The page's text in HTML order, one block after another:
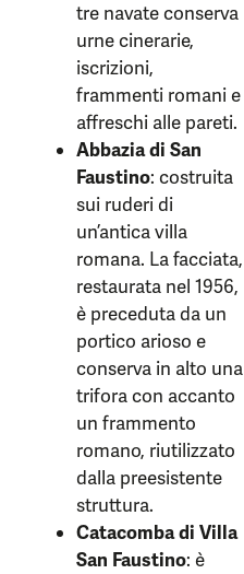
tre navate conserva
urne cinerarie,
iscrizioni,
frammenti romani e
affreschi alle pareti.
Abbazia di San
Faustino: costruita
sui ruderi di
un’antica villa
romana. La facciata,
restaurata nel 1956,
è preceduta da un
portico arioso e
conserva in alto una
trifora con accanto
un frammento
romano, riutilizzato
dalla preesistente
struttura.
Catacomba di Villa
San Faustino: è